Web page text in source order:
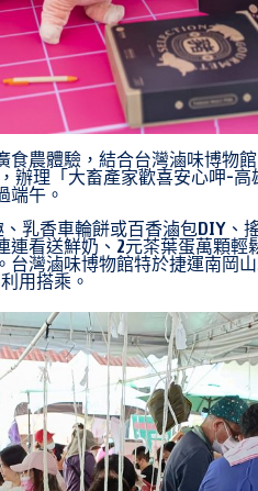
農體驗，結合台灣滷味博物
辦理「大畜產家歡喜安心呷-
端午。
乳香車輪餅或百香滷包DIY、
看送鮮奶、2元茶葉蛋萬顆
灣滷味博物館特於捷運南岡
用搭乘。